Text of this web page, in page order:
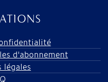
d'abonnement
légales